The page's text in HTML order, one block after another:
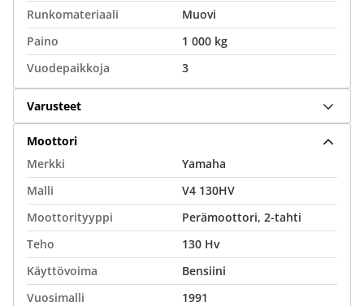
Runkomateriaali
Muovi
Paino
1 000 kg
Vuodepaikkoja
3
Varusteet
Moottori
Merkki
Yamaha
Malli
V4 130HV
Moottorityyppi
Perämoottori, 2-tahti
Teho
130 Hv
Käyttövoima
Bensiini
Vuosimalli
1991